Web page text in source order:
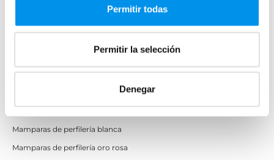
Permitir todas
Permitir la selección
Denegar
Mamparas de colores
Mamparas de perfilería aluminio plata brillo
Mamparas de ducha perfilería negra
Mamparas de perfilería blanca
Mamparas de perfilería oro rosa